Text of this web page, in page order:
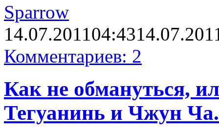
Sparrow
14.07.2011 04:43
Комментариев: 2
Как не обмануться,
Тегуанинь и Чжун Ча.